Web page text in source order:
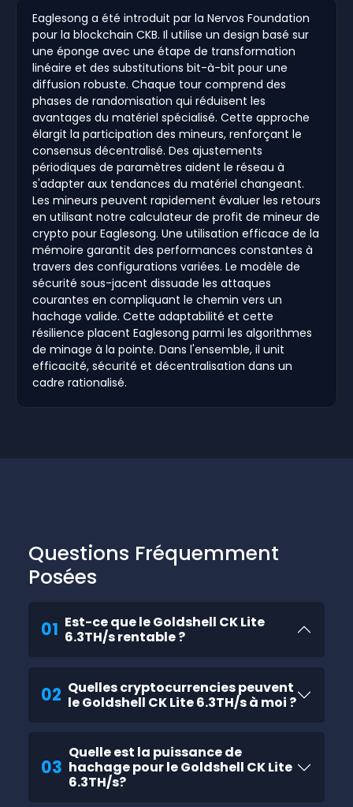
Eaglesong a été introduit par la Nervos Foundation
pour la blockchain CKB. Il utilise un design basé sur
une éponge avec une étape de transformation
linéaire et des substitutions bit-à-bit pour une
diffusion robuste. Chaque tour comprend des
phases de randomisation qui réduisent les
avantages du matériel spécialisé. Cette approche
élargit la participation des mineurs, renforçant le
consensus décentralisé. Des ajustements
périodiques de paramètres aident le réseau à
s'adapter aux tendances du matériel changeant.
Les mineurs peuvent rapidement évaluer les retours
en utilisant notre calculateur de profit de mineur de
crypto pour Eaglesong. Une utilisation efficace de la
mémoire garantit des performances constantes à
travers des configurations variées. Le modèle de
sécurité sous-jacent dissuade les attaques
courantes en compliquant le chemin vers un
hachage valide. Cette adaptabilité et cette
résilience placent Eaglesong parmi les algorithmes
de minage à la pointe. Dans l'ensemble, il unit
efficacité, sécurité et décentralisation dans un
cadre rationalisé.
Questions Fréquemment
Posées
01 Est-ce que le Goldshell CK Lite
6.3TH/s rentable ?
02 Quelles cryptocurrencies peuvent
le Goldshell CK Lite 6.3TH/s à moi ?
03
Quelle est la puissance de
hachage pour le Goldshell CK Lite
6.3TH/s?